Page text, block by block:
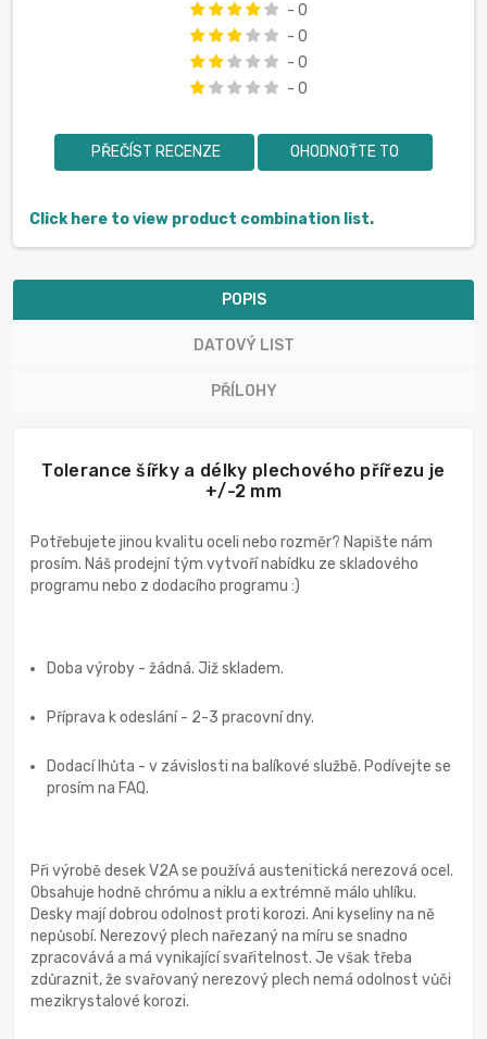
- 0
- 0
- 0
- 0
PŘEČÍST RECENZE OHODNOŤTE TO
Click here to view product combination list.
POPIS
DATOVÝ LIST
PŘÍLOHY
Tolerance šířky a délky plechového přířezu je
+/-2 mm
Potřebujete jinou kvalitu oceli nebo rozměr? Napište nám
prosím. Náš prodejní tým vytvoří nabídku ze skladového
programu nebo z dodacího programu :)
Doba výroby - žádná. Již skladem.
Příprava k odeslání - 2-3 pracovní dny.
Dodací lhůta - v závislosti na balíkové službě. Podívejte se
prosím na FAQ.
Při výrobě desek V2A se používá austenitická nerezová ocel.
Obsahuje hodně chrómu a niklu a extrémně málo uhlíku.
Desky mají dobrou odolnost proti korozi. Ani kyseliny na ně
nepůsobí. Nerezový plech nařezaný na míru se snadno
zpracovává a má vynikající svařitelnost. Je však třeba
zdůraznit, že svařovaný nerezový plech nemá odolnost vůči
mezikrystalové korozi.